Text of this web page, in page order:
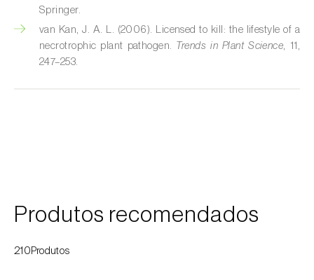
Springer.
van Kan, J. A. L. (2006). Licensed to kill: the lifestyle of a
necrotrophic plant pathogen.
Trends in Plant Science , 11,
247–253.
Produtos recomendados
210Produtos